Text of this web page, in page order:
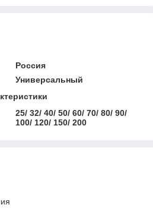
Россия
Универсальный
25/ 32/ 40/ 50/ 60/ 70/ 80/ 90/
100/ 120/ 150/ 200